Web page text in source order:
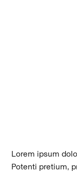
Lorem ipsum
Potenti pretium,